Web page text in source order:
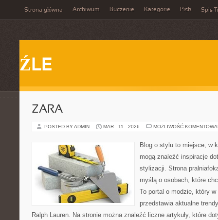
Strona główna Archiwum Buczenie Kategorie Pisk Spis
ŹLE
ZARA
POSTED BY ADMIN MAR - 11 - 2026 MOŻLIWOŚĆ
Blog o stylu to miejsce, w
mogą znaleźć inspiracje
stylizacji. Strona
myślą o osobach, które
To portal o modzie, który
przedstawia aktualne
Ralph Lauren. Na stronie można znaleźć liczne artykuły, które